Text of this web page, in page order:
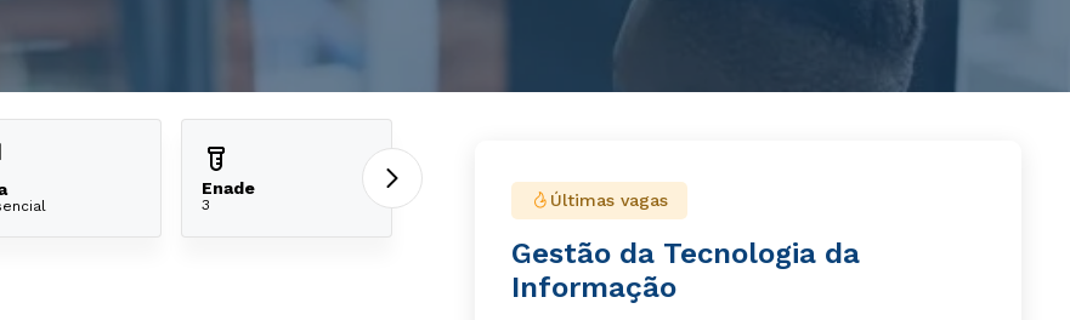
Enade
3 Últimas vagas
Gestão da Tecnologia da
Informação